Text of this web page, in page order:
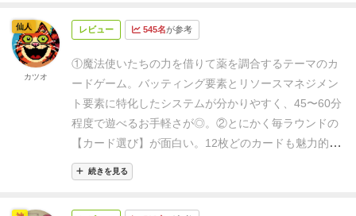
果を発動するというのが主軸でセットコレクションを
するというゲームで、通常、バッティング系はバッテ
ィングしたら出せないというものがほとんどの中、少
し弱いが効果を発動できるというのが斬新で、今も同
様なゲームはほとんどないと思う。当時は面白いが、
そこまで名作か？と思っていた（多分、当時、特殊効
果が多いゲームが嫌いだったからかも）が、18年ぶり
のリメイクで、今となっても、同じようなシステムの
ゲームはあまりないので、久々に遊んでみたくもなっ
ドを《打つのか》、スタP以外ならば何のカードが来
回りに悩んで悩んで…マジ窒息しそうになります
（苦）
でも読みが当たって
手札が通った時は「超快
感」（気持ちイイ〜）！
ポーカーの様なヒリヒリとし
た心理戦が堪能出来る《噂通りの名作》です。 【留意
すべきは…】 ①3人〜プレイ可能ですがバッティング
の妙を楽しむゲームなので
ド》の獲得時に併せて《小瓶》が入手できる任意アク
レビュー 545名が参考
①魔法使いたちの力を借りて薬を調合するテーマのカ
ードゲーム。バッティング要素とリソースマネジメン
ト要素に特化したシステムが分かりやすく、45〜60分
程度で遊べるお手軽さが◎。 ②とにかく毎ラウンドの
【 カード選び】が面白い。12枚どのカードも魅力的
で、絶対通したいカードや捨てカード、裏をとって...
と考えるのが超楽しい。
続きを見る
仙人
カツオ